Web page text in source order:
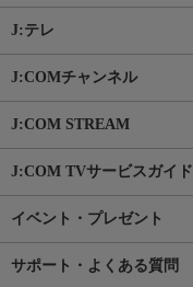
J:テレ
J:COMチャンネル
J:COM STREAM
J:COM TVサービスガイド
イベント・プレゼント
サポート・よくある質問